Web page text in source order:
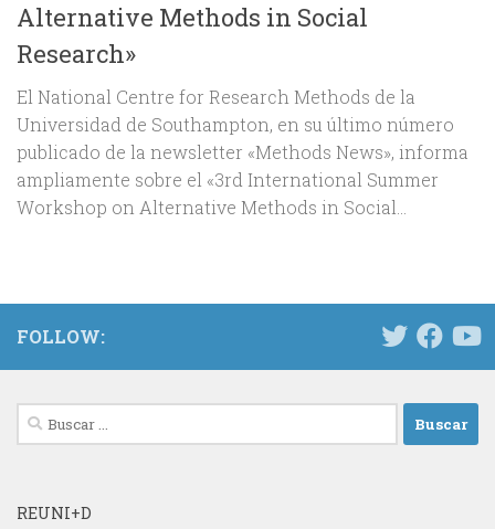
Alternative Methods in Social
Research»
El National Centre for Research Methods de la
Universidad de Southampton, en su último número
publicado de la newsletter «Methods News», informa
ampliamente sobre el «3rd International Summer
Workshop on Alternative Methods in Social...
FOLLOW:
Buscar:
REUNI+D